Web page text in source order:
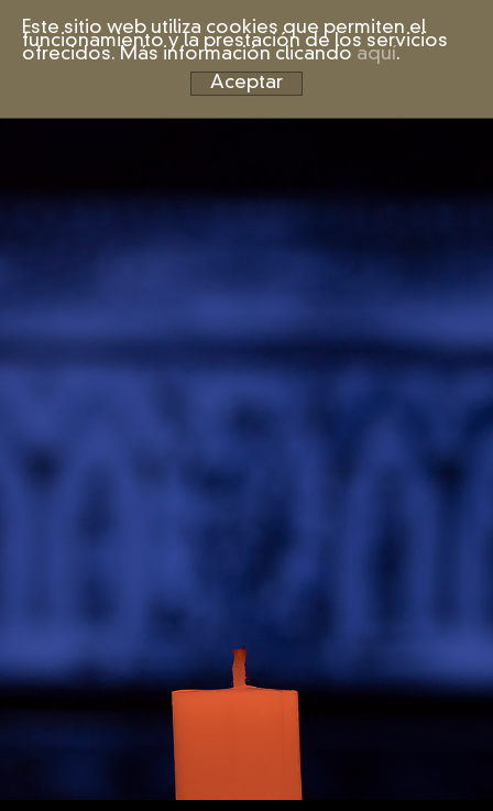
Este sitio web utiliza cookies que permiten el
funcionamiento y la prestación de los servicios
ofrecidos. Más información clicando aquí.
Aceptar